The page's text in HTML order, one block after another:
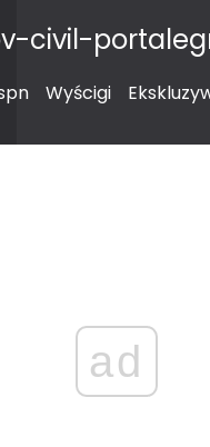
civil-
Wyścigi
ad